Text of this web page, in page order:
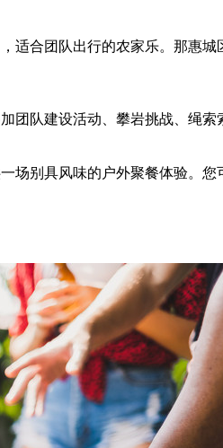
适合团队出行的农家乐。那惠
队建设活动、攀岩挑战、绳
场别具风味的户外聚餐体验。